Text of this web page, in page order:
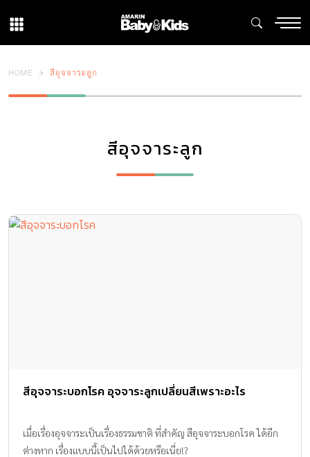
HOME สีอุจจาระลูก
สีอุจจาระลูก
สีอุจจาระบอกโรค อุจจาระลูกเปลี่ยนสีเพราะอะไร
เมื่อเรื่องอุจจาระเป็นเรื่องธรรมชาติ ที่สำคัญ สีอุจจาระบอกโรค ได้อีก
ต่างหาก เรื่องแบบนี้เป็นไปได้ด้วยหรือเนี่ย!?